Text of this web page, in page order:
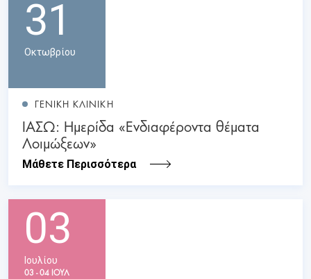
31
Οκτωβρίου
ΓΕΝΙΚΗ ΚΛΙΝΙΚΗ
ΙΑΣΩ: Ημερίδα «Ενδιαφέροντα θέματα
Λοιμώξεων»
Μάθετε Περισσότερα
03
Ιουλίου
03 - 04 ΙΟΥΛ